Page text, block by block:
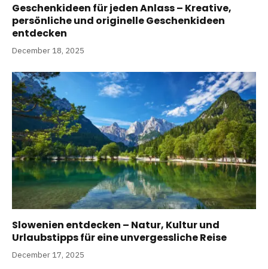
Geschenkideen für jeden Anlass – Kreative,
persönliche und originelle Geschenkideen
entdecken
December 18, 2025
Slowenien entdecken – Natur, Kultur und
Urlaubstipps für eine unvergessliche Reise
December 17, 2025